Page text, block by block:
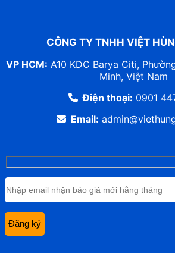
CÔNG TY TNHH VIỆT
VP HCM: A10 KDC Barya Citi,
Minh, Việt Nam
Điện thoại: 0901
Email: